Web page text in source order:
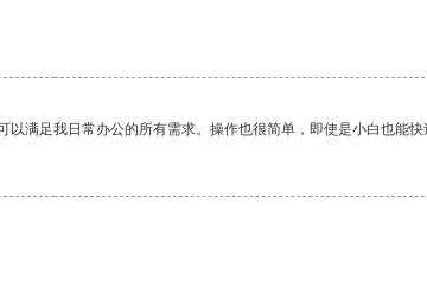
满足我日常办公的所有需求。操作也很简单，即使是小白也能快